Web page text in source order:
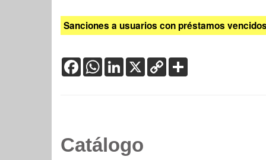
Sanciones a usuarios con préstamos
FacebookWhatsApp
LinkedIn
X Copy
Link
Catálogo